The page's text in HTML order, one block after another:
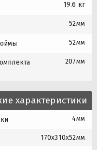
19.6 кг
52мм
52мм
207мм
характеристики
4мм
170x310x52мм